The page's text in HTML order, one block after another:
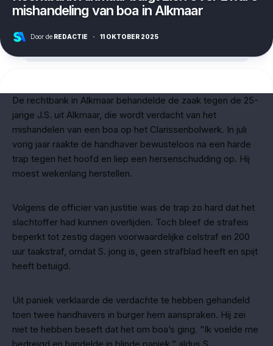
mishandeling van boa in Alkmaar
Door de REDACTIE · 11 OKTOBER 2025
De rechtbank in Alkmaar behandelde de zaak tegen de 25-
jarige J.S. uit Alkmaar, die wordt verdacht van het
mishandelen van een boa op het Clarissenbolwerk. In juli
vorig jaar raakte de handhaver bewusteloos na een harde
trap tegen het hoofd en liep een hersenschudding op. Hij
moest wekenlang herstellen.
Volgens de officier van justitie was de trap zo hard dat het
slachtoffer had kunnen overlijden. Toch bleef de strafeis
beperkt tot zestig dagen voorwaardelijke celstraf en 200
uur taakstraf, omdat S. jong is, geen strafblad heeft en spijt
heeft betuigd.
Uit paniek verklaarde de verdachte te hebben gehandeld
toen twee handhavers in burger hem aanspraken. Hij zei
niet te hebben beseft dat het om boa’s ging. “Ik voelde me